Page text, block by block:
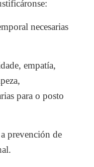
necesarias
empatía,
para o posto
prevención de